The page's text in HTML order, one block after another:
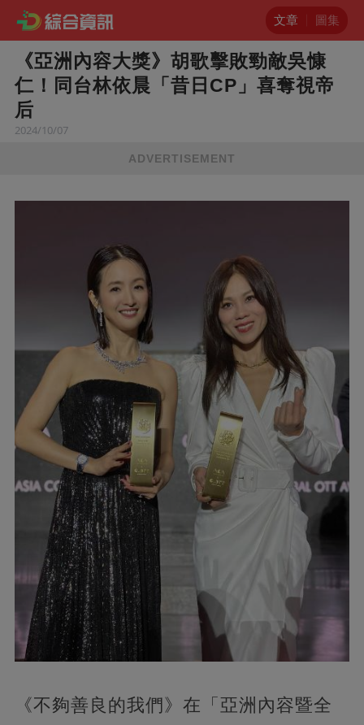
文章 圖集
《亞洲內容大獎》胡歌擊敗勁敵吳慷
仁！同台林依晨「昔日CP」喜奪視帝
后
2024/10/07
ADVERTISEMENT
《不夠善良的我們》在「亞洲內容暨全